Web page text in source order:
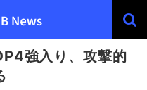
強入り、攻撃的